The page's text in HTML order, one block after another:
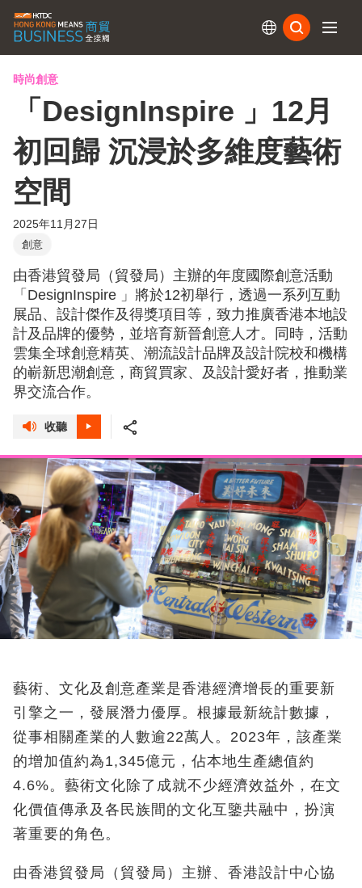
時尚創意
「DesignInspire 」12月
初回歸 沉浸於多維度藝術
空間
2025年11月27日
創意
由香港貿發局（貿發局）主辦的年度國際創意活動
「DesignInspire 」將於12初舉行，透過一系列互動
展品、設計傑作及得獎項目等，致力推廣香港本地設
計及品牌的優勢，並培育新晉創意人才。同時，活動
雲集全球創意精英、潮流設計品牌及設計院校和機構
的嶄新思潮創意，商貿買家、及設計愛好者，推動業
界交流合作。
收聽
藝術、文化及創意產業是香港經濟增長的重要新
引擎之一，發展潛力優厚。根據最新統計數據，
從事相關產業的人數逾22萬人。2023年，該產業
的增加值約為1,345億元，佔本地生產總值約
4.6%。藝術文化除了成就不少經濟效益外，在文
化價值傳承及各民族間的文化互鑒共融中，扮演
著重要的角色。
由香港貿發局（貿發局）主辦、香港設計中心協